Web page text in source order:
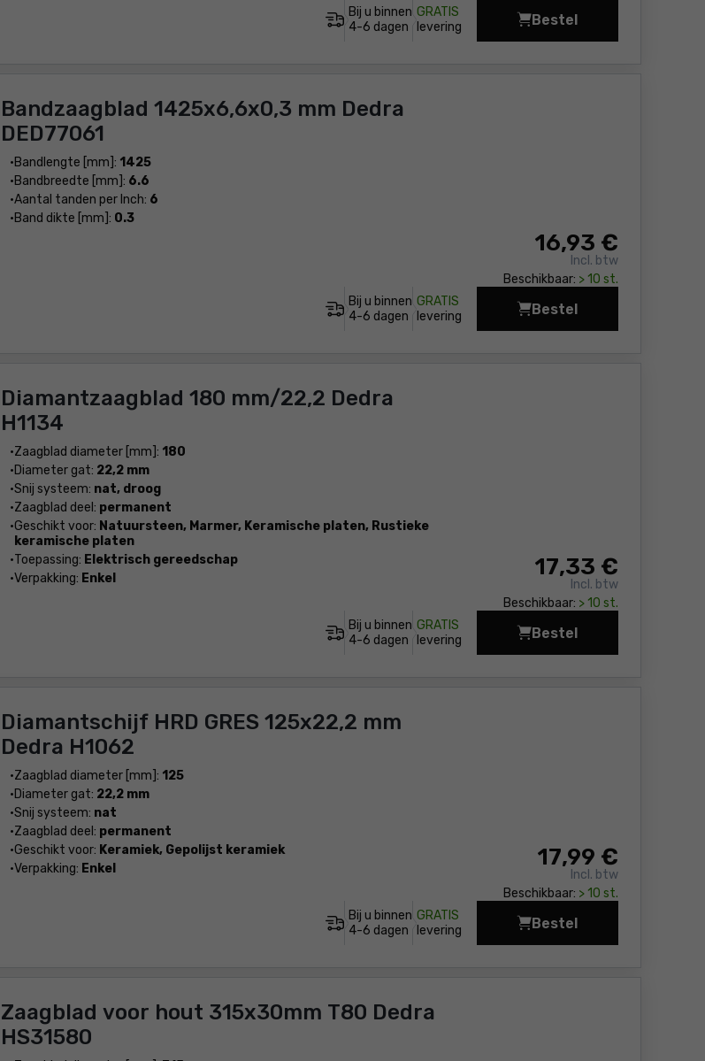
Bij u binnen
4-6 dagen
GRATIS
levering
Bestel
Diamantzaagblad
Bandzaagblad 1425x6,6x0,3 mm Dedra
DED77061
Bandlengte [mm]: 1425
Bandbreedte [mm]: 6.6
Aantal tanden per Inch: 6
Band dikte [mm]: 0.3
16,93 €
Incl. btw
Beschikbaar: > 10 st.
Bij u binnen
4-6 dagen
GRATIS
levering
Bestel
Bandzaagblad
Diamantzaagblad 180 mm/22,2 Dedra
H1134
Zaagblad diameter [mm]: 180
Diameter gat: 22,2 mm
Snij systeem: nat, droog
Zaagblad deel: permanent
Geschikt voor: Natuursteen, Marmer, Keramische platen, Rustieke
keramische platen
Toepassing: Elektrisch gereedschap
Verpakking: Enkel 17,33 €
Incl. btw
Beschikbaar: > 10 st.
Bij u binnen
4-6 dagen
GRATIS
levering
Bestel
Diamantzaagblad 180
Diamantschijf HRD GRES 125x22,2 mm
Dedra H1062
Zaagblad diameter [mm]: 125
Diameter gat: 22,2 mm
Snij systeem: nat
Zaagblad deel: permanent
Geschikt voor: Keramiek, Gepolijst keramiek
Verpakking: Enkel 17,99 €
Incl. btw
Beschikbaar: > 10 st.
Bij u binnen
4-6 dagen
GRATIS
levering
Bestel
Diamantschijf HRD
Zaagblad voor hout 315x30mm T80 Dedra
HS31580